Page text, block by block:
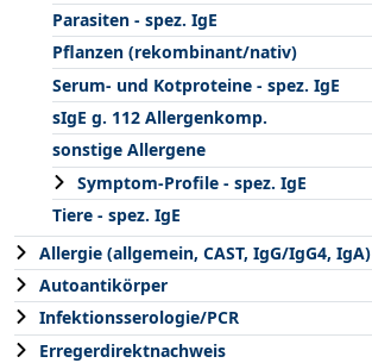
Parasiten - spez. IgE
Pflanzen (rekombinant/nativ)
Serum- und Kotproteine - spez. IgE
sIgE g. 112 Allergenkomp.
sonstige Allergene
Symptom-Profile - spez. IgE
Tiere - spez. IgE
Allergie (allgemein, CAST, IgG/IgG4, IgA)
Autoantikörper
Infektionsserologie/PCR
Erregerdirektnachweis